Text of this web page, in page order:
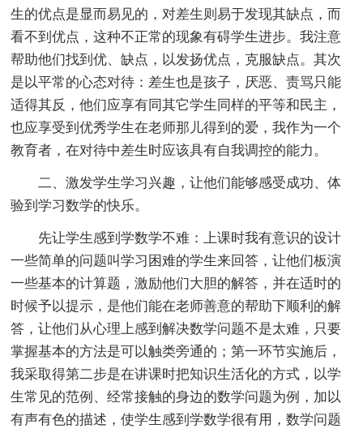
生的优点是显而易见的，对差生则易于发现其缺点，而
看不到优点，这种不正常的现象有碍学生进步。我注意
帮助他们找到优、缺点，以发扬优点，克服缺点。其次
是以平常的心态对待：差生也是孩子，厌恶、责骂只能
适得其反，他们应享有同其它学生同样的平等和民主，
也应享受到优秀学生在老师那儿得到的爱，我作为一个
教育者，在对待中差生时应该具有自我调控的能力。
二、激发学生学习兴趣，让他们能够感受成功、体
验到学习数学的快乐。
先让学生感到学数学不难：上课时我有意识的设计
一些简单的问题叫学习困难的学生来回答，让他们板演
一些基本的计算题，激励他们大胆的解答，并在适时的
时候予以提示，是他们能在老师善意的帮助下顺利的解
答，让他们从心理上感到解决数学问题不是太难，只要
掌握基本的方法是可以触类旁通的；第一环节实施后，
我采取得第二步是在讲课时把知识生活化的方式，以学
生常见的范例、经常接触的身边的数学问题为例，加以
有声有色的描述，使学生感到学数学很有用，数学问题